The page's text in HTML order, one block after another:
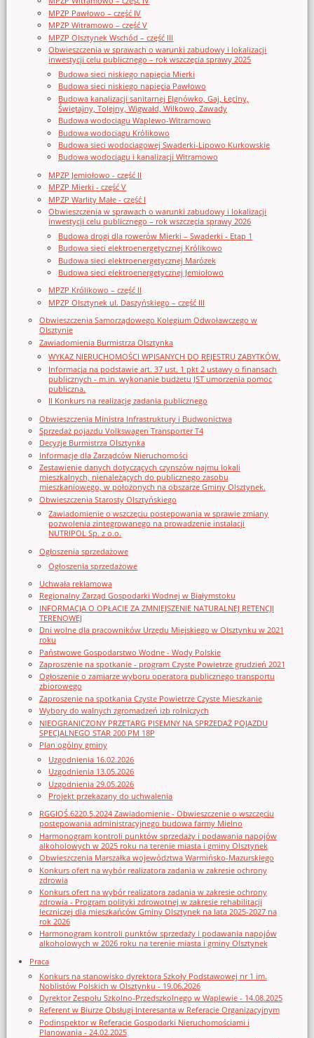
MPZP Pawłowo – część IV
MPZP Witramowo – część V
MPZP Olsztynek Wschód – część III
Obwieszczenia w sprawach o warunki zabudowy i lokalizacji
inwestycji celu publicznego – rok wszczęcia sprawy 2025
Budowa sieci niskiego napięcia Mierki
Budowa sieci niskiego napięcia Pawłowo
Budowa kanalizacji sanitarnej Elgnówko, Gaj, Łęciny,
Świętajny, Tolejny, Wigwałd, Wilkowo, Zawady
Budowa wodociągu Waplewo-Witramowo
Budowa wodociągu Królikowo
Budowa sieci wodociągowej Swaderki-Lipowo Kurkowskie
Budowa wodociągu i kanalizacji Witramowo
MPZP Jemiołowo - część II
MPZP Mierki - część V
MPZP Warlity Małe - część I
Obwieszczenia w sprawach o warunki zabudowy i lokalizacji
inwestycji celu publicznego – rok wszczęcia sprawy 2026
Budowa drogi dla rowerów Mierki – Swaderki - Etap 1
Budowa sieci elektroenergetycznej Królikowo
Budowa sieci elektroenergetycznej Marózek
Budowa sieci elektroenergetycznej Jemiołowo
MPZP Królikowo – część II
MPZP Olsztynek ul. Daszyńskiego – część III
Obwieszczenia Samorządowego Kolegium Odwoławczego w
Olsztynie
Zawiadomienia Burmistrza Olsztynka
WYKAZ NIERUCHOMOŚCI WPISANYCH DO REJESTRU ZABYTKÓW.
Informacja na podstawie art. 37 ust. 1 pkt 2 ustawy o finansach
publicznych - m.in. wykonanie budżetu JST umorzenia pomoc
publiczna.
II Konkurs na realizację zadania publicznego
Obwieszczenia Ministra Infrastruktury i Budwonictwa
Sprzedaż pojazdu Volkswagen Transporter T4
Decyzje Burmistrza Olsztynka
Informacje dla Zarządców Nieruchomości
Zestawienie danych dotyczących czynszów najmu lokali
mieszkalnych, nienależących do publicznego zasobu
mieszkaniowego, w położonych na obszarze Gminy Olsztynek.
Obwieszczenia Starosty Olsztyńskiego
Zawiadomienie o wszczęciu postępowania w sprawie zmiany
pozwolenia zintegrowanego na prowadzenie instalacji
NUTRIPOL Sp. z o.o.
Ogłoszenia sprzedażowe
Ogłoszenia sprzedażowe
Uchwała reklamowa
Regionalny Zarząd Gospodarki Wodnej w Białymstoku
INFORMACJA O OPŁACIE ZA ZMNIEJSZENIE NATURALNEJ RETENCJI
TERENOWEJ
Dni wolne dla pracowników Urzędu Miejskiego w Olsztynku w 2021
roku
Państwowe Gospodarstwo Wodne - Wody Polskie
Zaproszenie na spotkanie - program Czyste Powietrze grudzień 2021
Ogłoszenie o zamiarze wyboru operatora publicznego transportu
zbiorowego
Zaproszenie na spotkania Czyste Powietrze Czyste Mieszkanie
Wybory do walnych zgromadzeń izb rolniczych
NIEOGRANICZONY PRZETARG PISEMNY NA SPRZEDAŻ POJAZDU
SPECJALNEGO STAR 200 PM 18P
Plan ogólny gminy
Uzgodnienia 16.02.2026
Uzgodnienia 13.05.2026
Uzgodnienia 29.05.2026
Projekt przekazany do uchwalenia
RGGIOŚ.6220.5.2024 Zawiadomienie - Obwieszczenie o wszczęciu
postępowania administracyjnego budowa farmy Mielno
Harmonogram kontroli punktów sprzedaży i podawania napojów
alkoholowych w 2025 roku na terenie miasta i gminy Olsztynek
Obwieszczenia Marszałka województwa Warmińsko-Mazurskiego
Konkurs ofert na wybór realizatora zadania w zakresie ochrony
zdrowia
Konkurs ofert na wybór realizatora zadania w zakresie ochrony
zdrowia - Program polityki zdrowotnej w zakresie rehabilitacji
leczniczej dla mieszkańców Gminy Olsztynek na lata 2025-2027 na
rok 2026
Harmonogram kontroli punktów sprzedaży i podawania napojów
alkoholowych w 2026 roku na terenie miasta i gminy Olsztynek
Praca
Konkurs na stanowisko dyrektora Szkoły Podstawowej nr 1 im.
Noblistów Polskich w Olsztynku - 19.06.2026
Dyrektor Zespołu Szkolno-Przedszkolnego w Waplewie - 14.08.2025
Referent w Biurze Obsługi Interesanta w Referacie Organizacyjnym
Podinspektor w Referacie Gospodarki Nieruchomościami i
Planowania - 24.02.2025